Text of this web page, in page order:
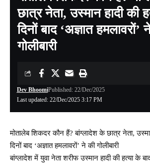
छात्र नेता, उस्मान हादी की
दिनों बाद ‘अज्ञात हमलावरों’
गोलीबारी
Last updated: 22/Dec/2025 3:17 PM
Dev BhoomiPublished: 22/Dec/2025
मोतालेब शिकदर कौन हैं? बांग्लादेश के छात्र नेता,
दिनों बाद ‘अज्ञात हमलावरों’ ने की गोलीबारी
बांग्लादेश में युवा नेता शरीफ उस्मान हादी की हत्या के